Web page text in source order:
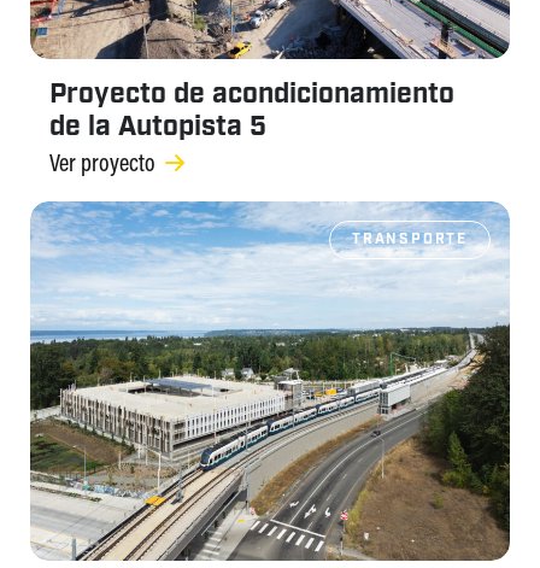
Proyecto de acondicionamiento
de la Autopista 5
Ver proyecto
TRANSPORTE